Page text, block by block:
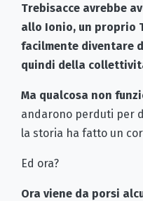
Trebisacce avrebbe
allo Ionio, un proprio
facilmente diventare
quindi della
Ma qualcosa non
andarono perduti per
la storia ha fatto un
Ed ora?
Ora viene da porsi